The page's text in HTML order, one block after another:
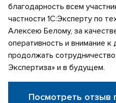
благодарность всем
частности 1С:Эксперту по
Алексею Белому, за
оперативность и внимание
продолжать
Экспертиза» и в будущем.
Посмотреть отзыв